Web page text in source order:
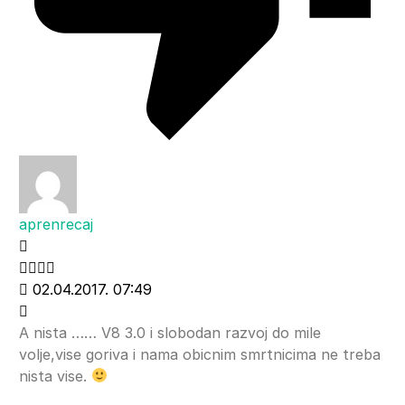
aprenrecaj
02.04.2017. 07:49
A nista …… V8 3.0 i slobodan razvoj do mile
volje,vise goriva i nama obicnim smrtnicima ne treba
nista vise.